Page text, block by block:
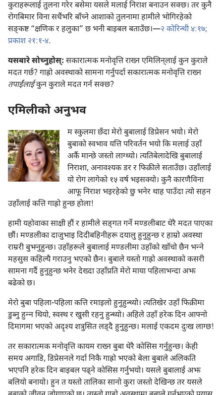
कुराहरूलाई तुलना गरेर बसेमा यसले मलाई निराश बनाउन सक्छ। तर कुनै
रोगबिमार विना सधैंभरि बाँच्ने आशाको तुलनामा हामीले भोगिरहेको
सङ्‌कष्ट “क्षणिक र हलुका” छ भनी बाइबल बताउँछ।—२ कोरिन्थी ४:१७;
प्रकाश २१:१-४.
यसबारे सोच्नुहोस्‌: सकारात्मक मनोवृत्ति राख्न एमिलिन्‌लाई कुन कुराले
मदत गर्छ? गाह्रो अवस्थाको सामना गर्नुपर्दा सकारात्मक मनोवृत्ति राख्न
तपाईंलाईकुन कुराले मदत गर्न सक्छ?
एमिलीको अनुभव
म स्कुलमा छँदा मेरो बुबालाई डिप्रेसन भयो। मेरो
बुबाको स्वभाव यत्ति परिवर्तन भयो कि मलाई उहाँ
अर्कै मान्छे जस्तो लाग्थ्यो। त्यतिबेलादेखि बुबालाई
निराशा, अनावश्‍यक डर र फिक्रीले सताउँछ। उहाँलाई
यो रोग लागेको १५ वर्ष भइसक्यो। कुनै कारणैविना
आफू निराश भइरहेको छु भनेर थाह पाउँदा त्यो सहन
उहाँलाई कत्ति गाह्रो हुन्छ होला!
हामी यहोवाका साक्षी हौं र हामीले सङ्‌गत गर्ने मण्डलीबाट धेरै मदत पाएका
छौं। मण्डलीका दाजुभाइ दिदीबहिनीहरू दयालु हुनुहुन्छ र हाम्रो अवस्था
राम्ररी बुझ्नुहुन्छ। उहाँहरूले बुबालाई मण्डलीमा उहाँको खाँचो छैन भन्‍ने
महसुस कहिल्यै गराउनु भएको छैन। बुबाले यस्तो गाह्रो अवस्थाको कसरी
सामना गर्दै हुनुहुन्छ भनेर देख्दा उहाँप्रति मेरो माया पहिलाभन्दा अझ
बढेको छ।
मेरो बुबा पहिला-पहिला कत्ति रमाइलो हुनुहुन्थ्यो। त्यतिखेर उहाँ फिक्रीमा
डुब्नु हुन्‍न थियो, स्वस्थ र खुसी रहनु हुन्थ्यो। अहिले उहाँ हरेक दिन आफ्नो
दिमागमा भएको अदृश्‍य शत्रुसित लड्‌दै हुनुहुन्छ। मलाई एकदम दुःख लाग्छ!
तर सकारात्मक मनोवृत्ति कायम राख्न बुबा धेरै कोसिस गर्नुहुन्छ। केही
समय अगाडि, डिप्रेसनले गर्दा निकै गाह्रो भएको बेला बुबाले अलिकति
भएपनि हरेक दिन बाइबल पढ्‌ने कोसिस गर्नुभयो। यसले बुबालाई अझ
बलियो बनायो। हुन त यस्तो तालिका सानो कुरा जस्तो देखिन्छ तर यसले